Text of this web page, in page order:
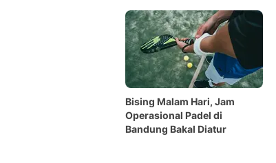
Bising Malam Hari, Jam
Operasional Padel di
Bandung Bakal Diatur